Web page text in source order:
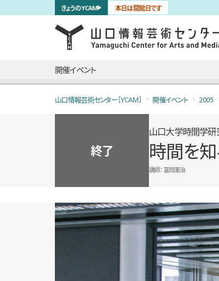
skip to main content 本日は開館日です
きょうのYCAM
言語を切り替える
メインナビゲーション
開催イベント
山口情報芸術センター［YCAM］ 開催イベント 2005
終了
山口大学時間学研
時間を
講師 富岡憲治
全1枚のうち、1枚目のスライド